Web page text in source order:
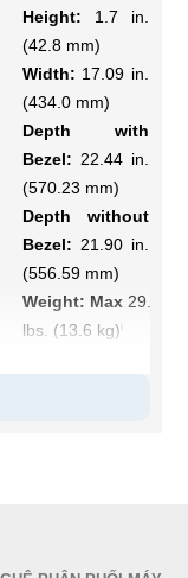
Height: 1.7 in.
(42.8 mm)
Width: 17.09 in.
(434.0 mm)
Depth with
Bezel: 22.44 in.
(570.23 mm)
Depth without
Bezel: 21.90 in.
(556.59 mm)
Weight: Max29.98
lbs. (13.6 kg)i